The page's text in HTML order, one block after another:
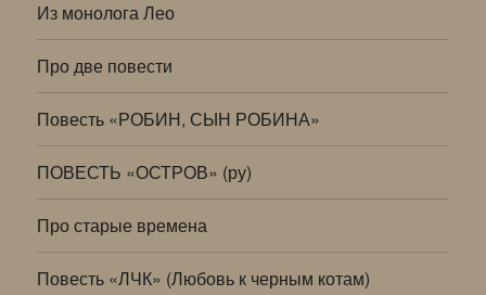
Из монолога Лео
Про две повести
Повесть «РОБИН, СЫН РОБИНА»
ПОВЕСТЬ «ОСТРОВ» (ру)
Про старые времена
Повесть «ЛЧК» (Любовь к черным котам)